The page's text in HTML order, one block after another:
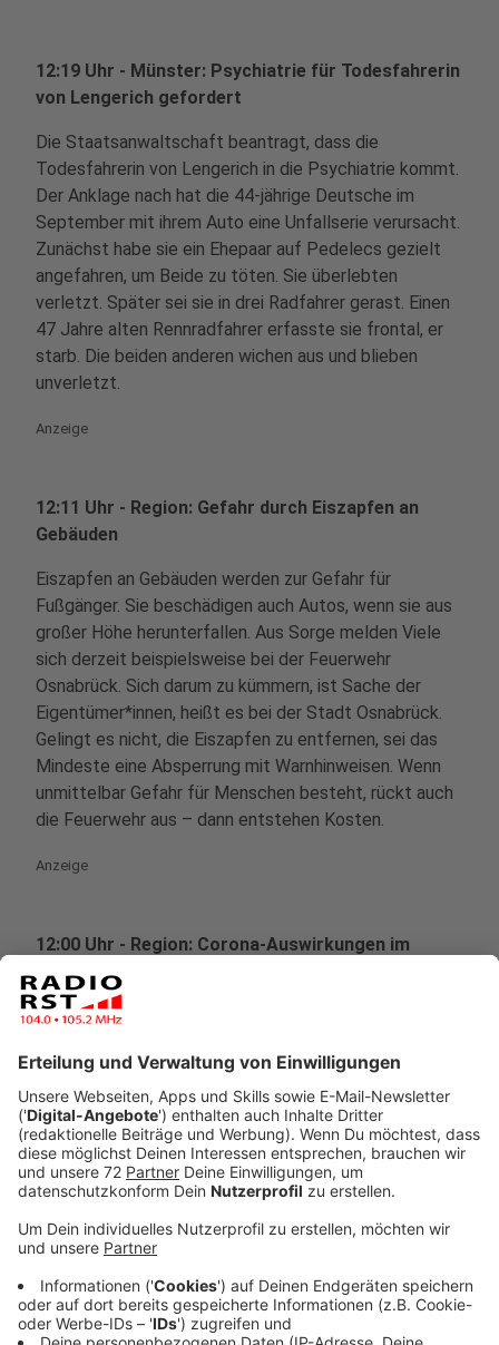
12:19 Uhr - Münster: Psychiatrie für Todesfahrerin
von Lengerich gefordert
Die Staatsanwaltschaft beantragt, dass die
Todesfahrerin von Lengerich in die Psychiatrie kommt.
Der Anklage nach hat die 44-jährige Deutsche im
September mit ihrem Auto eine Unfallserie verursacht.
Zunächst habe sie ein Ehepaar auf Pedelecs gezielt
angefahren, um Beide zu töten. Sie überlebten
verletzt. Später sei sie in drei Radfahrer gerast. Einen
47 Jahre alten Rennradfahrer erfasste sie frontal, er
starb. Die beiden anderen wichen aus und blieben
unverletzt.
Anzeige
12:11 Uhr - Region: Gefahr durch Eiszapfen an
Gebäuden
Eiszapfen an Gebäuden werden zur Gefahr für
Fußgänger. Sie beschädigen auch Autos, wenn sie aus
großer Höhe herunterfallen. Aus Sorge melden Viele
sich derzeit beispielsweise bei der Feuerwehr
Osnabrück. Sich darum zu kümmern, ist Sache der
Eigentümer*innen, heißt es bei der Stadt Osnabrück.
Gelingt es nicht, die Eiszapfen zu entfernen, sei das
Mindeste eine Absperrung mit Warnhinweisen. Wenn
unmittelbar Gefahr für Menschen besteht, rückt auch
die Feuerwehr aus – dann entstehen Kosten.
Anzeige
12:00 Uhr - Region: Corona-Auswirkungen im
Handwerk
Eine Blitz-Umfrage der Handwerkskammer Münster
Weniger Aufträge und dadurch weniger Umsatz und
Kurzarbeit machen einer steigenden Zahl von
Betrieben schwer zu schaffen. Ihnen geht das Geld
aus, auch, weil staatliche Hilfe nicht ankommt oder
ganz ausbleibt. „Jeder vierte Betrieb sieht sich durch
Förderlücken fallen,“ heißt es bei der
Handwerkskammer. Es drohe eine Pleitewelle.Zur
vollständigen Meldung.
Anzeige